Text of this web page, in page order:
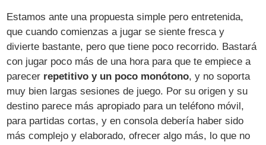
Estamos ante una propuesta simple pero entretenida,
que cuando comienzas a jugar se siente fresca y
divierte bastante, pero que tiene poco recorrido. Bastará
con jugar poco más de una hora para que te empiece a
parecer repetitivo y un poco monótono, y no soporta
muy bien largas sesiones de juego. Por su origen y su
destino parece más apropiado para un teléfono móvil,
para partidas cortas, y en consola debería haber sido
más complejo y elaborado, ofrecer algo más, lo que no